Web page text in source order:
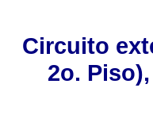
Circuito
2o.